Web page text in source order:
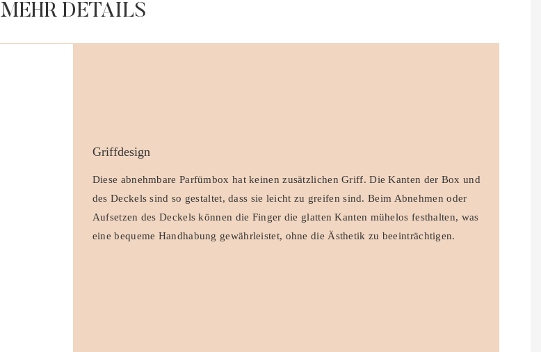
MEHR DETAILS
Griffdesign
Diese abnehmbare Parfümbox hat keinen zusätzlichen Griff. Die Kanten der Box und
des Deckels sind so gestaltet, dass sie leicht zu greifen sind. Beim Abnehmen oder
Aufsetzen des Deckels können die Finger die glatten Kanten mühelos festhalten, was
eine bequeme Handhabung gewährleistet, ohne die Ästhetik zu beeinträchtigen.